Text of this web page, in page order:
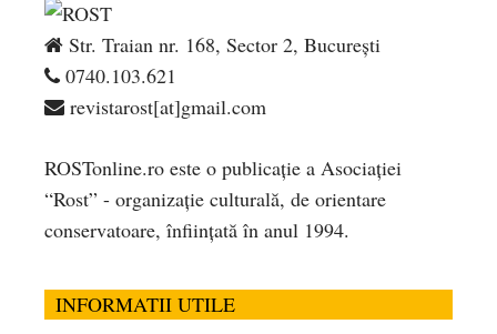
Str. Traian nr. 168, Sector 2, București
0740.103.621
revistarost[at]gmail.com
ROSTonline.ro este o publicaţie a Asociaţiei
“Rost” - organizaţie culturală, de orientare
conservatoare, înfiinţată în anul 1994.
INFORMATII UTILE